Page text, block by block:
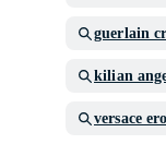
guerlain
kilian
versace